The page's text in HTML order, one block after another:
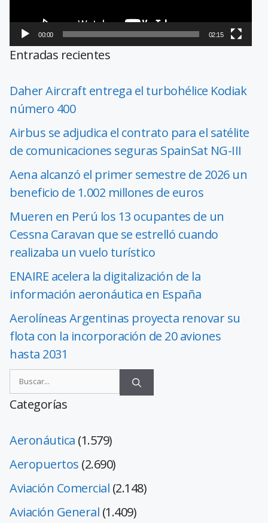
00:00 02:15
Entradas recientes
Daher Aircraft entrega el turbohélice Kodiak
número 400
Airbus se adjudica el contrato para el satélite
de comunicaciones seguras SpainSat NG-III
Aena alcanzó el primer semestre de 2026 un
beneficio de 1.002 millones de euros
Mueren en Perú los 13 ocupantes de un
Cessna Caravan que se estrelló cuando
realizaba un vuelo turístico
ENAIRE acelera la digitalización de la
información aeronáutica en España
Aerolíneas Argentinas proyecta renovar su
flota con la incorporación de 20 aviones
hasta 2031
Categorías
Aeronáutica (1.579)
Aeropuertos (2.690)
Aviación Comercial (2.148)
Aviación General (1.409)